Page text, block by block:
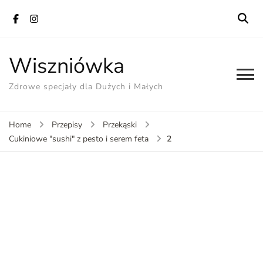
Wiszniówka
Zdrowe specjały dla Dużych i Małych
Home Przepisy
Przekąski
Cukiniowe "sushi" z pesto i serem feta
2